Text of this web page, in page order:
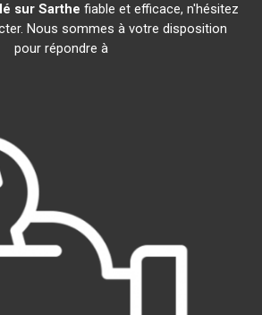
sur Sarthe fiable et efficace, n'hésitez
Nous sommes à votre disposition
pour répondre à